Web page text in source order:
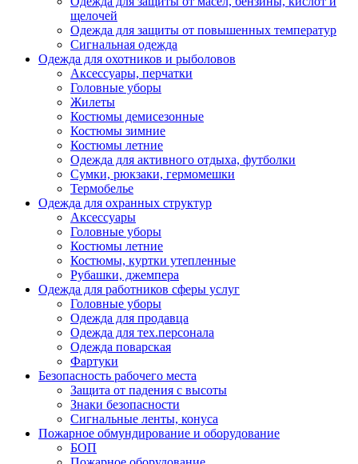
щелочей
Одежда для защиты от повышенных температур
Сигнальная одежда
Одежда для охотников и рыболовов
Аксессуары, перчатки
Головные уборы
Жилеты
Костюмы демисезонные
Костюмы зимние
Костюмы летние
Одежда для активного отдыха, футболки
Сумки, рюкзаки, гермомешки
Термобелье
Одежда для охранных структур
Аксессуары
Головные уборы
Костюмы летние
Костюмы, куртки утепленные
Рубашки, джемпера
Одежда для работников сферы услуг
Головные уборы
Одежда для продавца
Одежда для тех.персонала
Одежда поварская
Фартуки
Безопасность рабочего места
Защита от падения с высоты
Знаки безопасности
Сигнальные ленты, конуса
Пожарное обмундирование и оборудование
БОП